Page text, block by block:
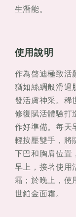
生潛能。
使用說明
作為啓迪極致活
猶如絲綢般滑過
發活膚神采。稀
修復賦活體驗打
作好準備。每天
輕按壓雙手，將
下巴和胸肩位
早上，接著使用
霜；於晚上，使
世鉑金面霜。